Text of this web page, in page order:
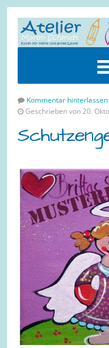
Kommentar hinterlassen
Geschrieben von 20.